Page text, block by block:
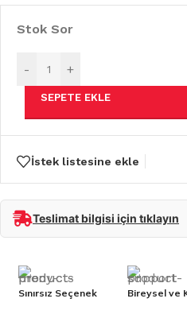
Stok Sor
- +
SEPETE EKLE
İstek listesine ekle
Teslimat bilgisi için tıklayın
Sınırsız Seçenek Bireysel ve